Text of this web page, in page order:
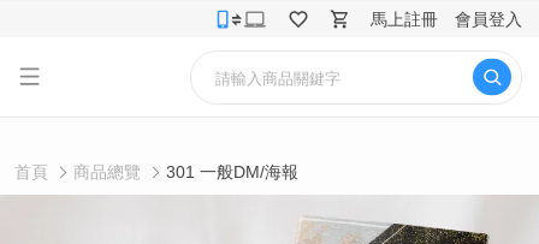
馬上註冊 會員登入
首頁 商品總覽 301 一般DM/海報